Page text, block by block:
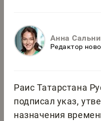
Анна
Редактор
Раис Татарстана
подписал указ,
назначения